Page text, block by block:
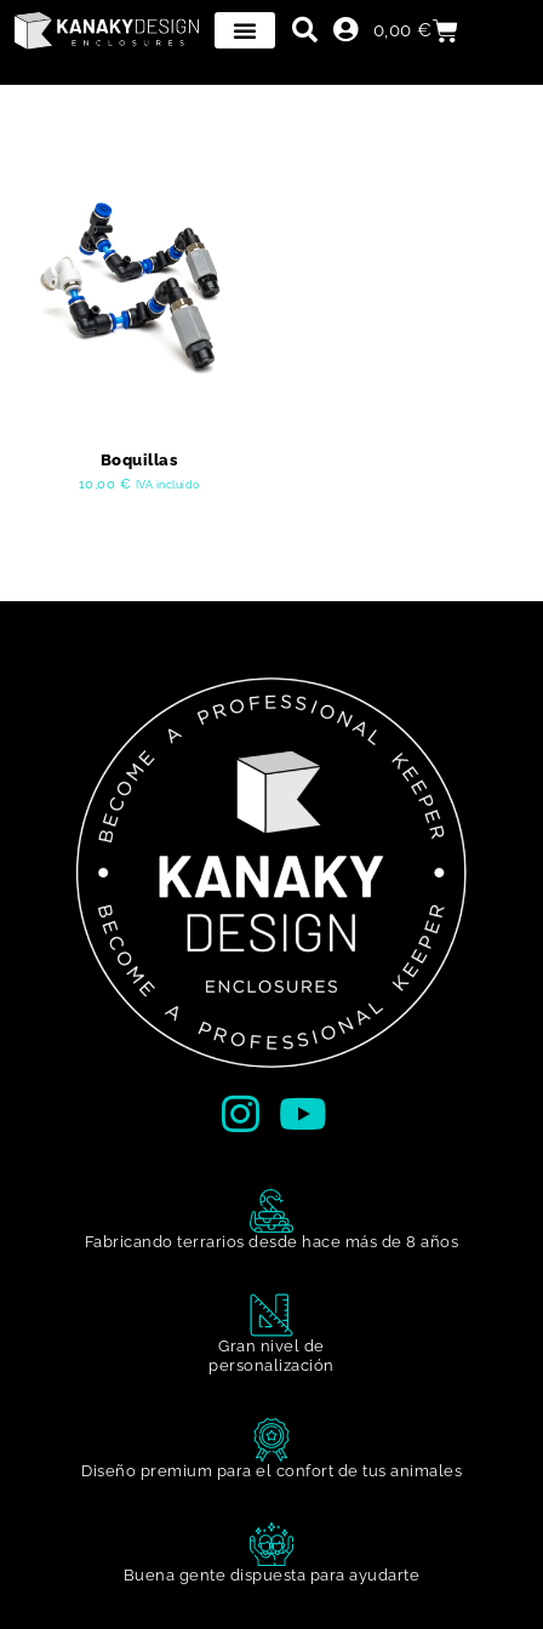
0,00€
Boquillas
10,00 € IVA incluido
Fabricando terrarios desde hace más de 8 años
Gran nivel de
personalización​
Diseño premium para el confort de tus animales
Buena gente dispuesta para ayudarte​